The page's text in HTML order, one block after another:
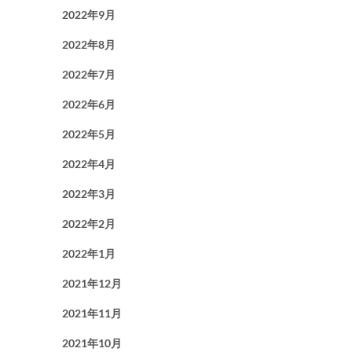
2022年9月
2022年8月
2022年7月
2022年6月
2022年5月
2022年4月
2022年3月
2022年2月
2022年1月
2021年12月
2021年11月
2021年10月